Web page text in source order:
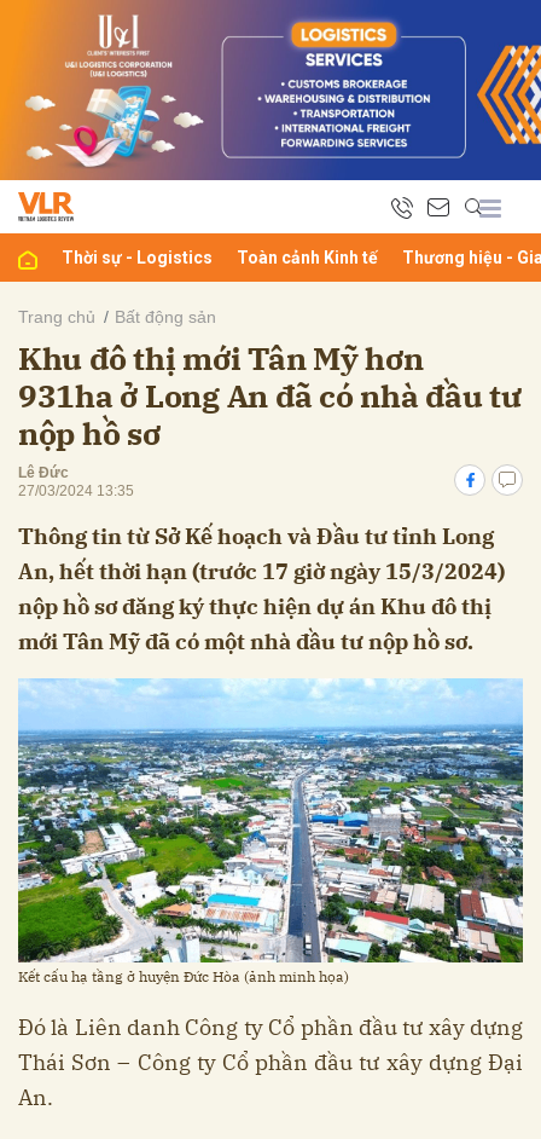
Thời sự - Logistics Toàn cảnh Kinh tế Thương hiệu -
Trang chủ Bất động sản
Khu đô thị mới Tân Mỹ hơn
931ha ở Long An đã có nhà đầu tư
nộp hồ sơ
Lê Đức
27/03/2024 13:35
Thông tin từ Sở Kế hoạch và Đầu tư tỉnh Long
An, hết thời hạn (trước 17 giờ ngày 15/3/2024)
nộp hồ sơ đăng ký thực hiện dự án Khu đô thị
mới Tân Mỹ đã có một nhà đầu tư nộp hồ sơ.
Kết cấu hạ tầng ở huyện Đức Hòa (ảnh minh họa)
Đó là Liên danh Công ty Cổ phần đầu tư xây dựng
Thái Sơn – Công ty Cổ phần đầu tư xây dựng Đại
An.
luận
Hủy